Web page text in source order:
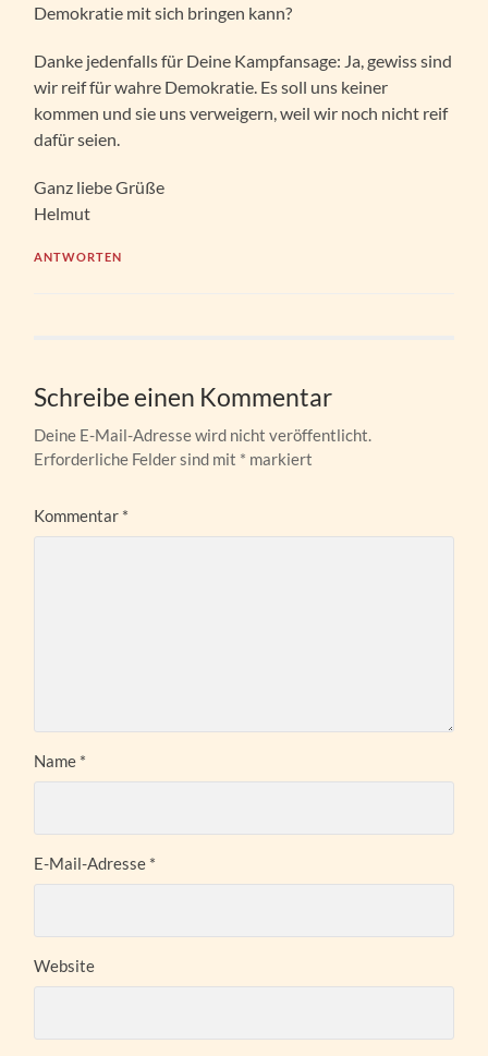
Demokratie mit sich bringen kann?
Danke jedenfalls für Deine Kampfansage: Ja, gewiss sind
wir reif für wahre Demokratie. Es soll uns keiner
kommen und sie uns verweigern, weil wir noch nicht reif
dafür seien.
Ganz liebe Grüße
Helmut
ANTWORTEN
Schreibe einen Kommentar
Deine E-Mail-Adresse wird nicht veröffentlicht.
Erforderliche Felder sind mit * markiert
Kommentar *
Name *
E-Mail-Adresse *
Website